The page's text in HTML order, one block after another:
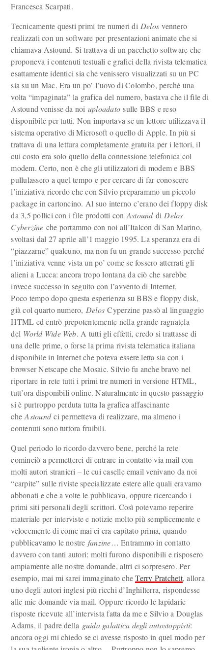
Francesca Scarpati.
Tecnicamente questi primi tre numeri di Delos vennero
realizzati con un software per presentazioni animate che si
chiamava Astound. Si trattava di un pacchetto software che
proponeva i contenuti testuali e grafici della rivista telematica
esattamente identici sia che venissero visualizzati su un PC
sia su un Mac. Era un po’ l’uovo di Colombo, perché una
volta “impaginata” la grafica del numero, bastava che il file di
Astound venisse da noi uploadato sulle BBS e reso
disponibile per tutti. Non importava se un lettore utilizzava il
sistema operativo di Microsoft o quello di Apple. In più si
trattava di una lettura completamente gratuita per i lettori, il
cui costo era solo quello della connessione telefonica col
modem. Certo, non è che gli utilizzatori di modem e BBS
pullulassero a quel tempo e per cercare di far conoscere
l’iniziativa ricordo che con Silvio preparammo un piccolo
package in cartoncino. Al suo interno c’erano dei floppy disk
da 3,5 pollici con i file prodotti con Astounddi Delos
Cyberzine che portammo con noi all’Italcon di San Marino,
svoltasi dal 27 aprile all’1 maggio 1995. La speranza era di
“piazzarne” qualcuno, ma non fu un grande successo perché
l’iniziativa venne vista un po’ come se fossero atterrati gli
alieni a Lucca: ancora tropo lontana da ciò che sarebbe
invece successo in seguito con l’avvento di Internet.
Poco tempo dopo questa esperienza su BBS e floppy disk,
già col quarto numero, Delos Cyperzine passò al linguaggio
HTML ed entrò prepotentemente nella grande ragnatela
del World Wide Web. A tutti gli effetti, credo si trattasse di
una delle prime, o forse la prima rivista telematica italiana
disponibile in Internet che poteva essere letta sia con i
browser Netscape che Mosaic. Silvio fu anche bravo nel
riportare in rete tutti i primi tre numeri in versione HTML,
tutt’ora disponibili online. Naturalmente in questo passaggio
si è purtroppo perduta tutta la grafica affascinante
cheAstoundci permetteva di realizzare, ma almeno i
contenuti sono tuttora fruibili.
Quel periodo lo ricordo davvero bene, perché la rete
cominciò a permetterci di entrare in contatto via mail con
molti autori stranieri – le cui caselle email venivano da noi
“carpite” sulle riviste specializzate estere alle quali eravamo
abbonati e che a volte le pubblicava, oppure ricercando i
primi siti personali degli scrittori. Così potevamo reperire
materiale per interviste e notizie molto più semplicemente e
velocemente di come mai ci era capitato prima, quando
pubblicavamo le nostre fanzine… Entrammo in contatto
davvero con tanti autori: molti furono disponibili e risposero
ampiamente alle nostre domande, altri ci sorpresero. Per
esempio, mai mi sarei immaginato cheTerry Pratchett, allora
uno degli autori inglesi più ricchi d’Inghilterra, rispondesse
alle mie domande via mail. Oppure ricordo le lapidarie
risposte ricevute all’intervista fatta da me e Silvio a Douglas
Adams, il padre della guida galattica degli autostoppisti:
ancora oggi mi chiedo se ci avesse risposto in quel modo per